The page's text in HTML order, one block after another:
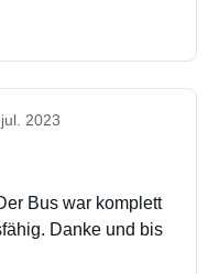
jul. 2023
Bus war komplett
Danke und bis